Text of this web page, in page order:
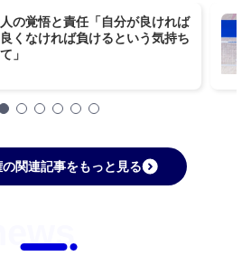
の覚悟と責任「自分が良ければ
くなければ負けるという気持ち
」
関連記事をもっと見る